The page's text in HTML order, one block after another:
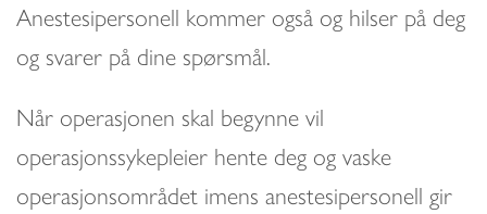
Anestesipersonell kommer også og hilser på deg
og svarer på dine spørsmål.
Når operasjonen skal begynne vil
operasjonssykepleier hente deg og vaske
operasjonsområdet imens anestesipersonell gir